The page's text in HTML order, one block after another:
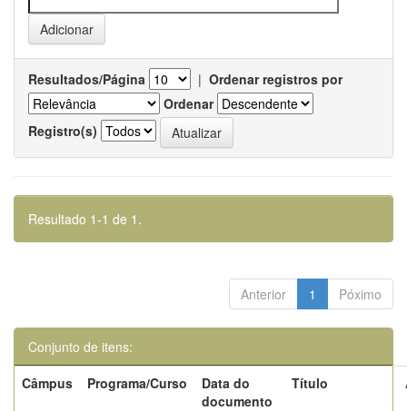
Resultados/Página | Ordenar registros por
Ordenar
Registro(s)
Resultado 1-1 de 1.
Anterior 1 Póximo
Conjunto de itens:
Câmpus
Programa/Curso
Data do
documento
Título